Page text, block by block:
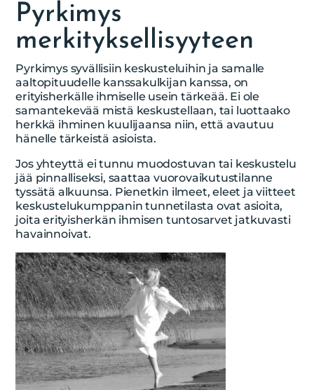
Pyrkimys
merkityksellisyyteen
Pyrkimys syvällisiin keskusteluihin ja samalle
aaltopituudelle kanssakulkijan kanssa, on
erityisherkälle ihmiselle usein tärkeää. Ei ole
samantekevää mistä keskustellaan, tai luottaako
herkkä ihminen kuulijaansa niin, että avautuu
hänelle tärkeistä asioista.
Jos yhteyttä ei tunnu muodostuvan tai keskustelu
jää pinnalliseksi, saattaa vuorovaikutustilanne
tyssätä alkuunsa. Pienetkin ilmeet, eleet ja viitteet
keskustelukumppanin tunnetilasta ovat asioita,
joita erityisherkän ihmisen tuntosarvet jatkuvasti
havainnoivat.